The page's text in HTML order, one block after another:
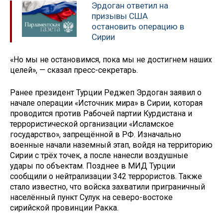
Эрдоган ответил на
призывы США
остановить операцию в
Сирии
«Но мы не остановимся, пока мы не достигнем наших
целей», — сказал пресс-секретарь.
Ранее президент Турции Реджеп Эрдоган заявил о
начале операции «Источник мира» в Сирии, которая
проводится против Рабочей партии Курдистана и
террористической организации «Исламское
государство», запрещённой в РФ. Изначально
военные начали наземный этап, войдя на территорию
Сирии с трёх точек, а после нанесли воздушные
удары по объектам. Позднее в МИД Турции
сообщили о нейтрализации 342 террористов. Также
стало известно, что войска захватили приграничный
населённый пункт Сулук на северо-востоке
сирийской провинции Ракка.